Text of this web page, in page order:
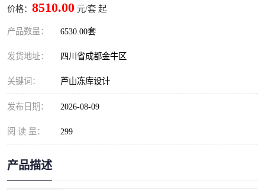
价格： 8510.00 元/套 起
产品数量： 6530.00套
发货地址： 四川省成都金牛区
关键词： 芦山冻库设计
发布日期： 2026-08-09
阅 读 量： 299
产品描述